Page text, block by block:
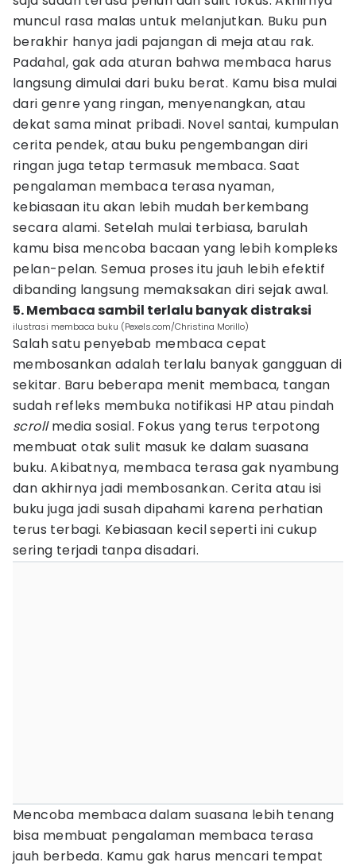
muncul rasa malas untuk melanjutkan. Buku pun
berakhir hanya jadi pajangan di meja atau rak.
Padahal, gak ada aturan bahwa membaca harus
langsung dimulai dari buku berat. Kamu bisa mulai
dari genre yang ringan, menyenangkan, atau
dekat sama minat pribadi. Novel santai, kumpulan
cerita pendek, atau buku pengembangan diri
ringan juga tetap termasuk membaca. Saat
pengalaman membaca terasa nyaman,
kebiasaan itu akan lebih mudah berkembang
secara alami. Setelah mulai terbiasa, barulah
kamu bisa mencoba bacaan yang lebih kompleks
pelan-pelan. Semua proses itu jauh lebih efektif
dibanding langsung memaksakan diri sejak awal.
5. Membaca sambil terlalu banyak distraksi
ilustrasi membaca buku (Pexels.com/Christina Morillo)
Salah satu penyebab membaca cepat
membosankan adalah terlalu banyak gangguan di
sekitar. Baru beberapa menit membaca, tangan
sudah refleks membuka notifikasi HP atau pindah
scrollmedia sosial. Fokus yang terus terpotong
membuat otak sulit masuk ke dalam suasana
buku. Akibatnya, membaca terasa gak nyambung
dan akhirnya jadi membosankan. Cerita atau isi
buku juga jadi susah dipahami karena perhatian
terus terbagi. Kebiasaan kecil seperti ini cukup
sering terjadi tanpa disadari.
Mencoba membaca dalam suasana lebih tenang
bisa membuat pengalaman membaca terasa
jauh berbeda. Kamu gak harus mencari tempat